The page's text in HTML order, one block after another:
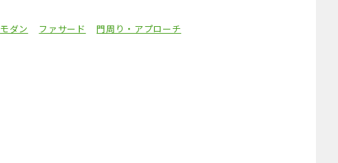
モダン ファサード 門周り・アプローチ